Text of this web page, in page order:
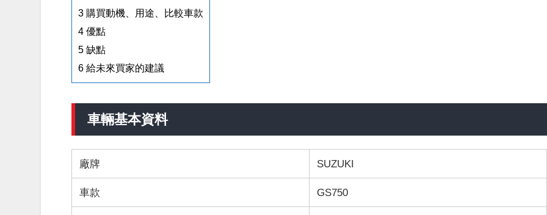
3 購買動機、用途、比較車款
4 優點
5 缺點
6 給未來買家的建議
車輛基本資料
廠牌 SUZUKI
車款 GS750